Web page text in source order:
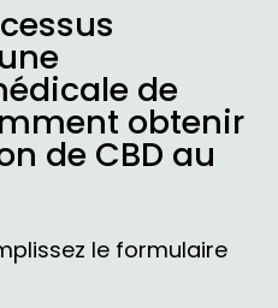
de
obtenir
de CBD au
le formulaire